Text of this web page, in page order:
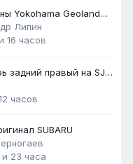
Yokohama Geolandar
R17Липин
16 часов
задний правый на SJ
г.в.)
часов
SUBARU
23 часа